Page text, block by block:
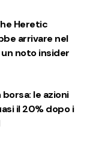
Heretic
arrivare nel
noto insider
le azioni
il 20% dopo i